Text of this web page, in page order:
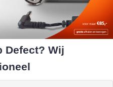
Defect? Wij